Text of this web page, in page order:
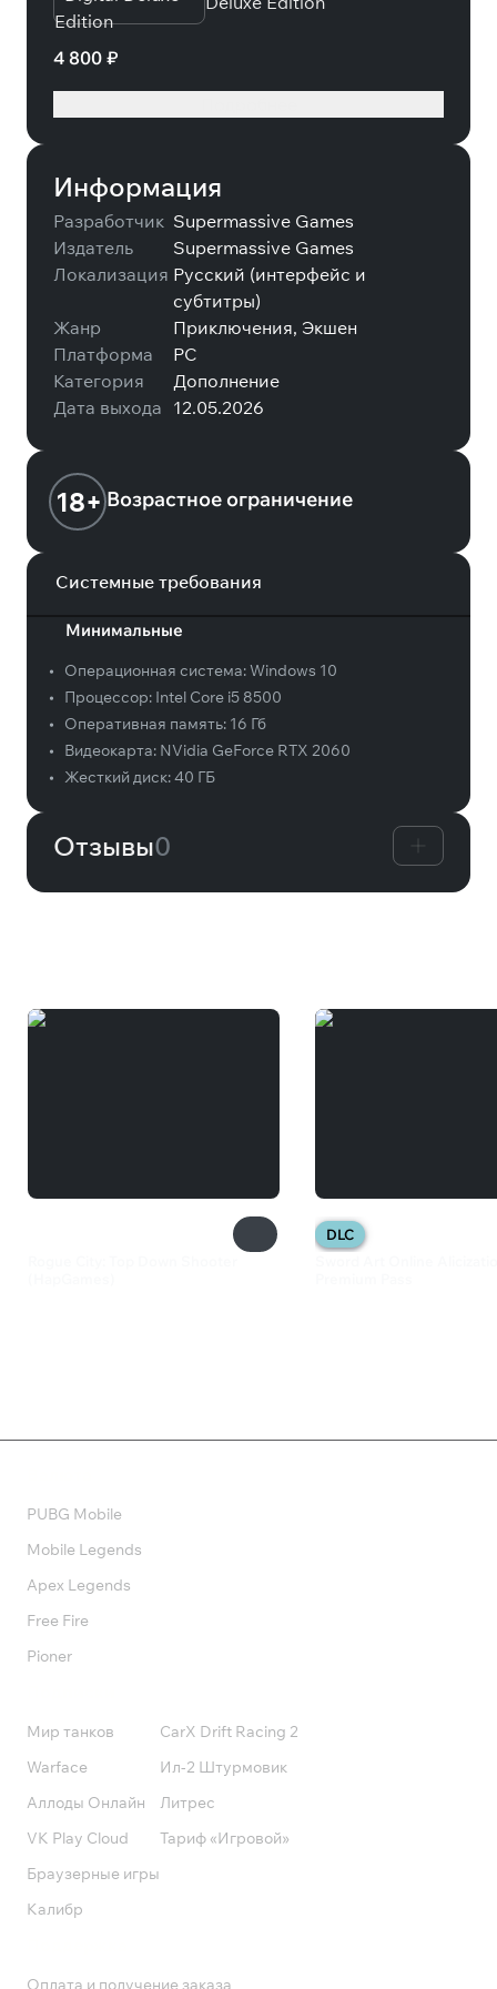
4 800 ₽
Информация
Разработчик Supermassive Games
Издатель
Supermassive Games
Локализация Русский (интерфейс и
субтитры)
Жанр
Приключения, Экшен
Платформа
PC
Категория
Дополнение
Дата выхода 12.05.2026
18+ Возрастное ограничение
Системные требования
Минимальные
• Операционная система:Windows 10
•
Процессор: Intel Core i5 8500
•
Оперативная память: 16 Гб
•
Видеокарта: NVidia GeForce RTX 2060
•
Жесткий диск:40 ГБ
Отзывы0
DLC
PUBG Mobile
Mobile Legends
Apex Legends
Free Fire
Pioner
Мир танков
Warface
Аллоды Онлайн
VK Play Cloud
Браузерные игры
Калибр
CarX Drift Racing 2
Ил-2 Штурмовик
Литрес
Тариф «Игровой»
Оплата и получение заказа